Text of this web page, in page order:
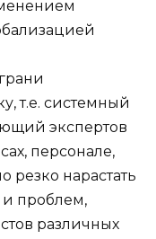
т.е. системный
экспертов
персонале,
резко нарастать
и проблем,
различных